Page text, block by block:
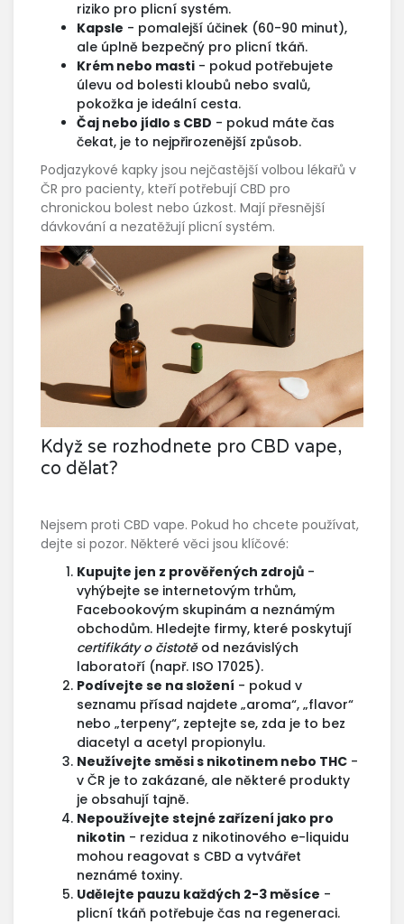
riziko pro plicní systém.
Kapsle - pomalejší účinek (60-90 minut),
ale úplně bezpečný pro plicní tkáň.
Krém nebo masti - pokud potřebujete
úlevu od bolesti kloubů nebo svalů,
pokožka je ideální cesta.
Čaj nebo jídlo s CBD - pokud máte čas
čekat, je to nejpřirozenější způsob.
Podjazykové kapky jsou nejčastější volbou lékařů v
ČR pro pacienty, kteří potřebují CBD pro
chronickou bolest nebo úzkost. Mají přesnější
dávkování a nezatěžují plicní systém.
Když se rozhodnete pro CBD vape,
co dělat?
Nejsem proti CBD vape. Pokud ho chcete používat,
dejte si pozor. Některé věci jsou klíčové:
Kupujte jen z prověřených zdrojů -
vyhýbejte se internetovým trhům,
Facebookovým skupinám a neznámým
obchodům. Hledejte firmy, které poskytují
certifikáty o čistotěod nezávislých
laboratoří (např. ISO 17025).
Podívejte se na složení - pokud v
seznamu přísad najdete „aroma“, „flavor“
nebo „terpeny“, zeptejte se, zda je to bez
diacetyl a acetyl propionylu.
Neužívejte směsi s nikotinem nebo THC -
v ČR je to zakázané, ale některé produkty
je obsahují tajně.
Nepoužívejte stejné zařízení jako pro
nikotin - rezidua z nikotinového e-liquidu
mohou reagovat s CBD a vytvářet
neznámé toxiny.
Udělejte pauzu každých 2-3 měsíce -
plicní tkáň potřebuje čas na regeneraci.